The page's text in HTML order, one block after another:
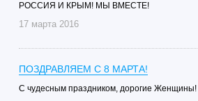
РОССИЯ И КРЫМ! МЫ ВМЕСТЕ!
17 марта 2016
ПОЗДРАВЛЯЕМ С 8 МАРТА!
С чудесным праздником, дорогие Женщины!